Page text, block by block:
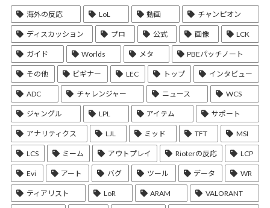
海外の反応 LoL 動画 チャンピオン
ディスカッション プロ 公式 画像 LCK
ガイド Worlds メタ PBEパッチノート
その他 ビギナー LEC トップ インタビュー
ADC チャレンジャー ニュース WCS
ジャングル LPL アイテム サポート
アナリティクス LJL ミッド TFT MSI
LCS ミーム アウトプレイ Rioterの反応 LCP
Evi アート バグ ツール データ WR
ティアリスト LoR ARAM VALORANT